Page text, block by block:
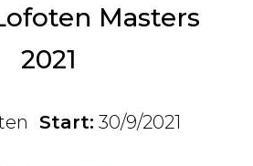
Masters
2021
Start: 30/9/2021